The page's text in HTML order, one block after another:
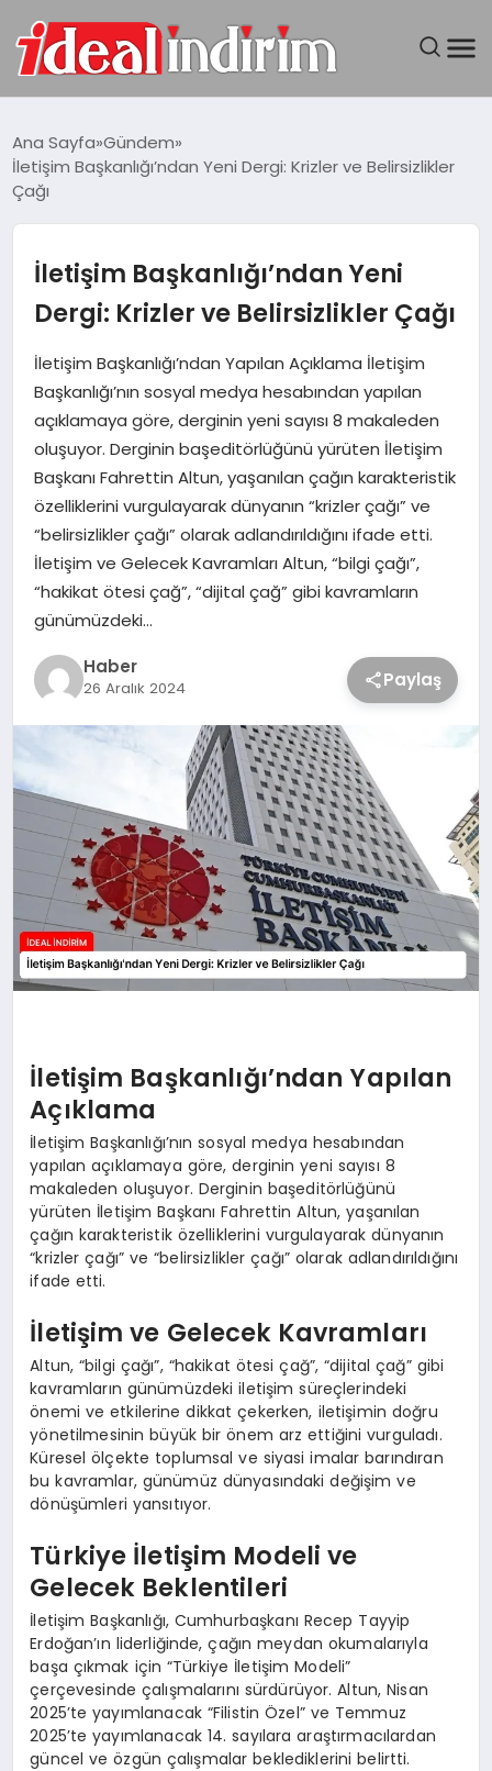
BILGISAYAR
SEYAHAT
TEKNOLOJI
YAŞAM
Ana Sayfa Gündem
İletişim Başkanlığı’ndan Yeni Dergi: Krizler ve Belirsizlikler
Çağı
İletişim Başkanlığı’ndan Yeni
Dergi: Krizler ve Belirsizlikler Çağı
İletişim Başkanlığı’ndan Yapılan Açıklama İletişim
Başkanlığı’nın sosyal medya hesabından yapılan
açıklamaya göre, derginin yeni sayısı 8 makaleden
oluşuyor. Derginin başeditörlüğünü yürüten İletişim
Başkanı Fahrettin Altun, yaşanılan çağın karakteristik
özelliklerini vurgulayarak dünyanın “krizler çağı” ve
“belirsizlikler çağı” olarak adlandırıldığını ifade etti.
İletişim ve Gelecek Kavramları Altun, “bilgi çağı”,
“hakikat ötesi çağ”, “dijital çağ” gibi kavramların
günümüzdeki…
Haber
26 Aralık 2024 Paylaş
İletişim Başkanlığı’ndan Yapılan
Açıklama
İletişim Başkanlığı’nın sosyal medya hesabından
yapılan açıklamaya göre, derginin yeni sayısı 8
makaleden oluşuyor. Derginin başeditörlüğünü
yürüten İletişim Başkanı Fahrettin Altun, yaşanılan
çağın karakteristik özelliklerini vurgulayarak dünyanın
“krizler çağı” ve “belirsizlikler çağı” olarak adlandırıldığını
ifade etti.
İletişim ve Gelecek Kavramları
Altun, “bilgi çağı”, “hakikat ötesi çağ”, “dijital çağ” gibi
kavramların günümüzdeki iletişim süreçlerindeki
önemi ve etkilerine dikkat çekerken, iletişimin doğru
yönetilmesinin büyük bir önem arz ettiğini vurguladı.
Küresel ölçekte toplumsal ve siyasi imalar barındıran
bu kavramlar, günümüz dünyasındaki değişim ve
dönüşümleri yansıtıyor.
Türkiye İletişim Modeli ve
Gelecek Beklentileri
İletişim Başkanlığı, Cumhurbaşkanı Recep Tayyip
Erdoğan’ın liderliğinde, çağın meydan okumalarıyla
başa çıkmak için “Türkiye İletişim Modeli”
çerçevesinde çalışmalarını sürdürüyor. Altun, Nisan
2025’te yayımlanacak “Filistin Özel” ve Temmuz
2025’te yayımlanacak 14. sayılara araştırmacılardan
güncel ve özgün çalışmalar beklediklerini belirtti.